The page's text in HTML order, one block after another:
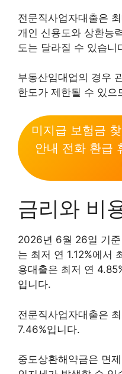
전문직사업자대출은
개인 신용도와 상환능
도는 달라질 수 있습니
부동산임대업의 경우
한도가 제한될 수 있으
미지급 보험금
안내 전화 환급
금리와 비
2026년 6월 26일 기준
는 최저 연 1.12%에서
용대출은 최저 연
입니다.
전문직사업자대출은
7.46%입니다.
중도상환해약금은 면